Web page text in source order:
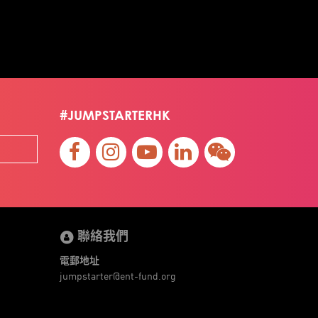
#JUMPSTARTERHK
聯絡我們
電郵地址
jumpstarter@ent-fund.org